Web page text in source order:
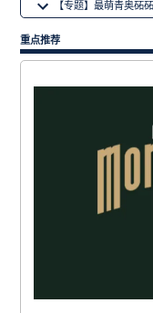
导
航
【专题】最萌青奥砳
重点推荐